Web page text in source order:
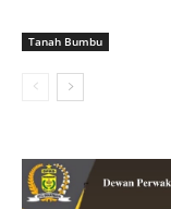
Tanah Bumbu